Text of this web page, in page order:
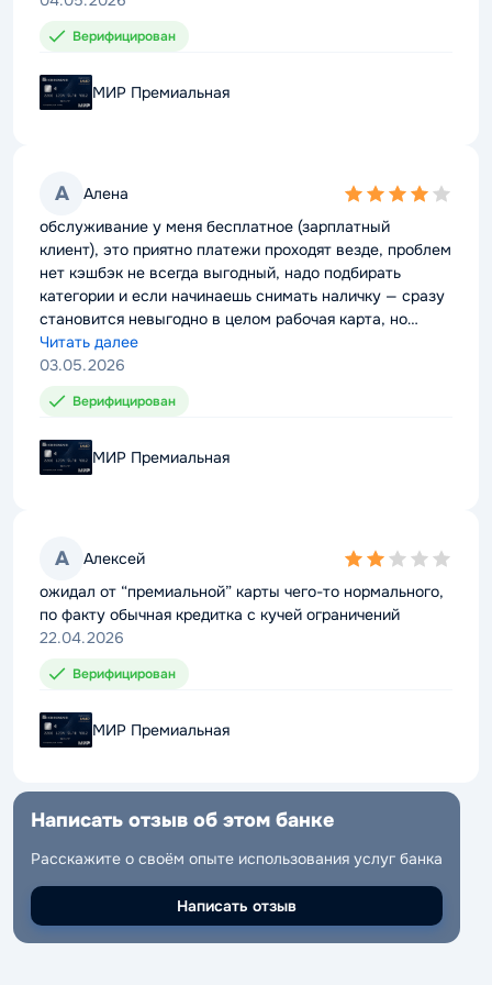
Верифицирован
МИР Премиальная
А Алена
4,0
rating
обслуживание у меня бесплатное (зарплатный
клиент), это приятно платежи проходят везде, проблем
нет кэшбэк не всегда выгодный, надо подбирать
категории и если начинаешь снимать наличку — сразу
становится невыгодно в целом рабочая карта, но
требует внимания
Читать далее
03.05.2026
Верифицирован
МИР Премиальная
А Алексей
2,0
rating
ожидал от “премиальной” карты чего-то нормального,
по факту обычная кредитка с кучей ограничений
22.04.2026
Верифицирован
МИР Премиальная
Написать отзыв об этом банке
Расскажите о своём опыте использования услуг банка
Написать отзыв
Верифицирован
МИР Премиальная
А Алена
4,0
rating
обслуживание у меня бесплатное (зарплатный
клиент), это приятно платежи проходят везде, проблем
нет кэшбэк не всегда выгодный, надо подбирать
категории и если начинаешь снимать наличку — сразу
становится невыгодно в целом рабочая карта, но
требует внимания
Читать далее
03.05.2026
Верифицирован
МИР Премиальная
А Алексей
2,0
rating
ожидал от “премиальной” карты чего-то нормального,
по факту обычная кредитка с кучей ограничений
22.04.2026
Верифицирован
МИР Премиальная
Написать отзыв об этом банке
Расскажите о своём опыте использования услуг банка
Написать отзыв